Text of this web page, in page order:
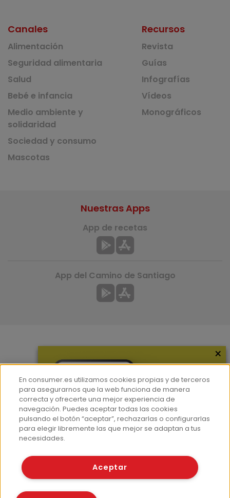
Canales
Alimentación
Seguridad alimentaria
Salud
Bebé e infancia
Medio ambiente y
solidaridad
Sociedad y consumo
Mascotas
Recursos
Revista
Guías
Infografías
Vídeos
Monográficos
Hemeroteca
Contacto
Prensa
Corpus Lingüístico Consumer
Nuestras Apps
App de recetas
App del Camino de Santiago
© Fundación EROSKI
Políticas de cookies
×
En consumer.es utilizamos cookies propias y de terceros
para asegurarnos que la web funciona de manera
correcta y ofrecerte una mejor experiencia de
navegación. Puedes aceptar todas las cookies
pulsando el botón “aceptar”, rechazarlas o configurarlas
para elegir libremente las que mejor se adaptan a tus
necesidades.
Aceptar